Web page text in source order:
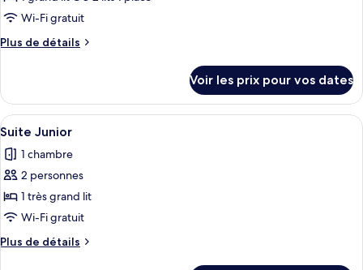
Room)
(Urban
ce
type
de
Chambre
Simple
Supérieure
Wi-Fi gratuit
Plus de détails
Plus
le
type
de
Chambre
Simple
Voir les prix pour vos dates
Afficher
toutes
les
photos
pour
ce
type
de
Couette en duvet d'oie, minibar,
5
Suite Junior
1 chambre
2 personnes
1 très grand lit
Wi-Fi gratuit
Plus de détails
Plus